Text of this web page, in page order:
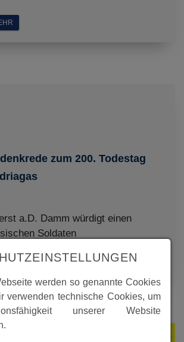
zum 200. Todestag
a.D. Damm würdigt einen
Soldaten
2011
werden so genannte Cookies
verwenden technische Cookies, um
unserer Website